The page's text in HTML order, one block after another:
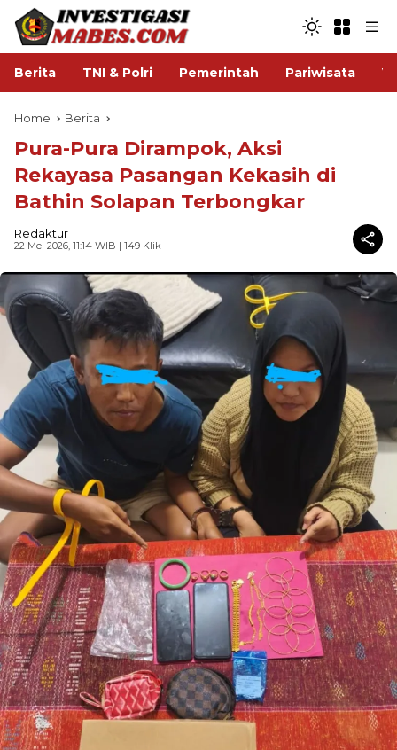
Berita TNI & Polri Pemerintah Pariwisata
Home Berita
Pura-Pura Dirampok, Aksi
Rekayasa Pasangan Kekasih di
Bathin Solapan Terbongkar
Redaktur
22 Mei 2026, 11:14 WIB | 149 Klik